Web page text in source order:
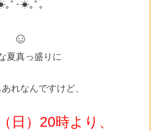
｡ﾟ･☀｡ﾟ｡
☺
夏真っ盛りに
れなんですけど、
日）20時より、